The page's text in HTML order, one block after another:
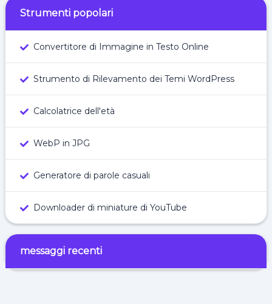
Strumenti popolari
Convertitore di Immagine in Testo Online
Strumento di Rilevamento dei Temi WordPress
Calcolatrice dell'età
WebP in JPG
Generatore di parole casuali
Downloader di miniature di YouTube
messaggi recenti